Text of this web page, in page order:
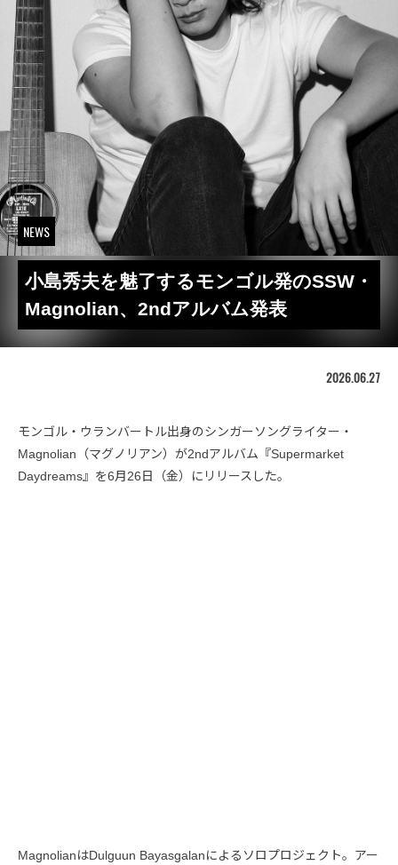
NEWS
小島秀夫を魅了するモンゴル発のSSW・
Magnolian、2ndアルバム発表
2026.06.27
モンゴル・ウランバートル出身のシンガーソングライター・
Magnolian（マグノリアン）が2ndアルバム『Supermarket
Daydreams』を6月26日（金）にリリースした。
MagnolianはDulguun Bayasgalanによるソロプロジェクト。アー